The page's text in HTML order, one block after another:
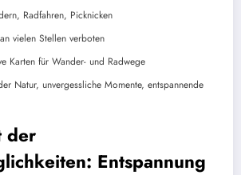
Radfahren, Picknicken
vielen Stellen verboten
Karten für Wander- und Radwege
Natur, unvergessliche Momente, entspannende
der
Entspannung